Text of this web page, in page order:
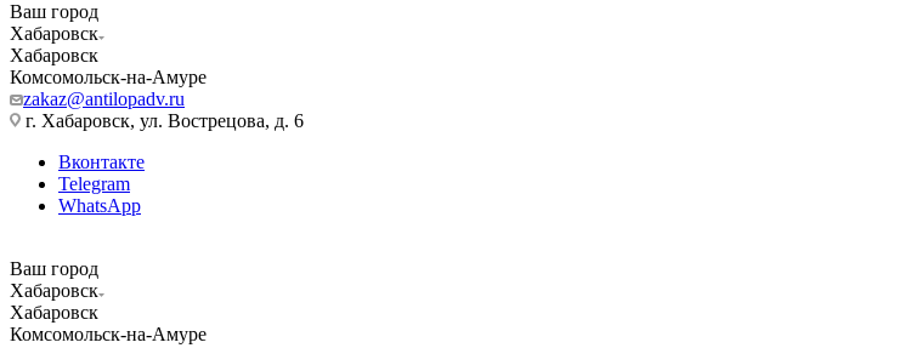
Ваш город
Хабаровск
Хабаровск
Комсомольск-на-Амуре
zakaz@antilopadv.ru
г. Хабаровск, ул. Вострецова, д. 6
Вконтакте
Telegram
WhatsApp
Ваш город
Хабаровск
Хабаровск
Комсомольск-на-Амуре